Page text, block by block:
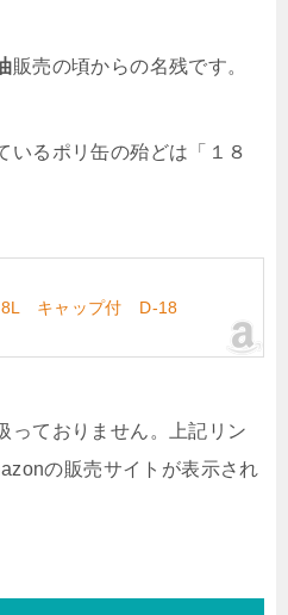
販売の頃からの名残です。
いるポリ缶の殆どは「１８
キャップ付 D-18
っておりません。上記リン
の販売サイトが表示され